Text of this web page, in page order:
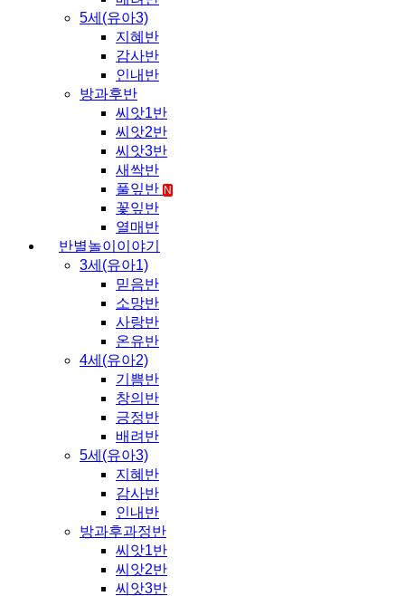
5세(유아3)
지혜반
감사반
인내반
방과후반
씨앗1반
씨앗2반
씨앗3반
새싹반
풀잎반 N
꽃잎반
열매반
반별놀이이야기
3세(유아1)
믿음반
소망반
사랑반
온유반
4세(유아2)
기쁨반
창의반
긍정반
배려반
5세(유아3)
지혜반
감사반
인내반
방과후과정반
씨앗1반
씨앗2반
씨앗3반